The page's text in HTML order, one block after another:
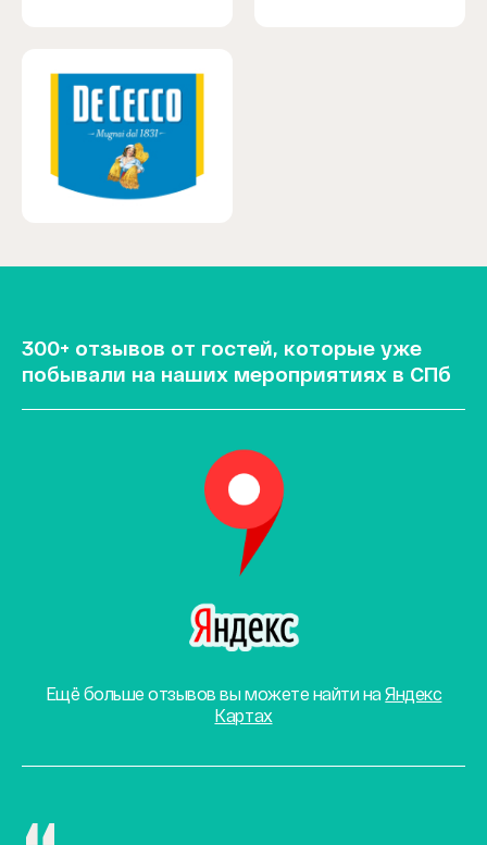
300+ отзывов от гостей, которые уже
побывали на наших мероприятиях в СПб
Ещё больше отзывов вы можете найти наЯндекс
Картах